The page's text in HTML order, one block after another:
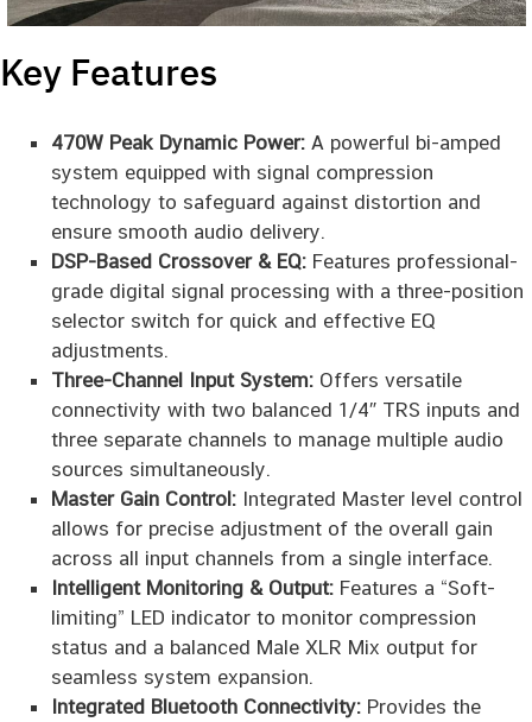
Key Features
470W Peak Dynamic Power:A powerful bi-amped
system equipped with signal compression
technology to safeguard against distortion and
ensure smooth audio delivery.
DSP-Based Crossover & EQ:Features professional-
grade digital signal processing with a three-position
selector switch for quick and effective EQ
adjustments.
Three-Channel Input System:Offers versatile
connectivity with two balanced 1/4″ TRS inputs and
three separate channels to manage multiple audio
sources simultaneously.
Master Gain Control:Integrated Master level control
allows for precise adjustment of the overall gain
across all input channels from a single interface.
Intelligent Monitoring & Output:Features a “Soft-
limiting” LED indicator to monitor compression
status and a balanced Male XLR Mix output for
seamless system expansion.
Integrated Bluetooth Connectivity:Provides the